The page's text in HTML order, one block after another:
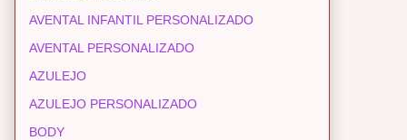
AVENTAL INFANTIL PERSONALIZADO
AVENTAL PERSONALIZADO
AZULEJO
AZULEJO PERSONALIZADO
BODY